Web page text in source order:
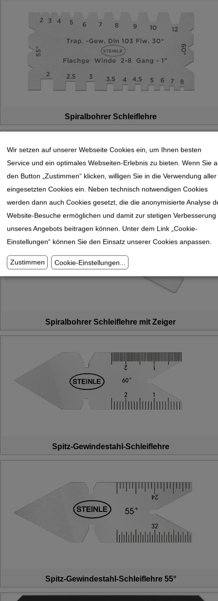
Spiralbohrer Schleiflehre
Spiralbohrer Schleiflehre mit Zeiger
Spitz-Gewindestahl-Schleiflehre
Spitz-Gewindestahl-Schleiflehre 55°
Wir setzen auf unserer Webseite Cookies ein, um Ihnen besten
Service und ein optimales Webseiten-Erlebnis zu bieten. Wenn Sie
den Button „Zustimmen“ klicken, willigen Sie in die Verwendung aller
eingesetzten Cookies ein. Neben technisch notwendigen Cookies
werden dann auch Cookies gesetzt, die die anonymisierte Analyse
Website-Besuche ermöglichen und damit zur stetigen Verbesserung
unseres Angebots beitragen können. Unter dem Link „Cookie-
Einstellungen“ können Sie den Einsatz unserer Cookies anpassen.
Zustimmen Cookie-Einstellungen